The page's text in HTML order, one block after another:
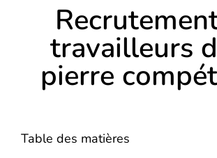
travailleurs
pierre
Table des matières